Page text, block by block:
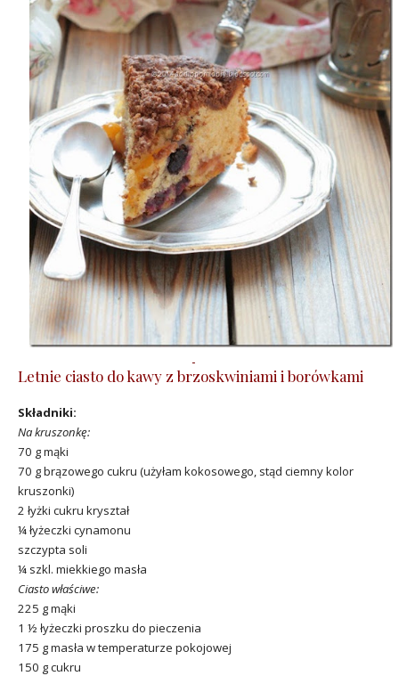
Letnie ciasto do kawy z brzoskwiniami i borówkami
Składniki:
Na kruszonkę:
70 g mąki
70 g brązowego cukru (użyłam kokosowego, stąd ciemny kolor
kruszonki)
2 łyżki cukru kryształ
¼ łyżeczki cynamonu
szczypta soli
¼ szkl. miekkiego masła
Ciasto właściwe:
225 g mąki
1 ½ łyżeczki proszku do pieczenia
175 g masła w temperaturze pokojowej
150 g cukru